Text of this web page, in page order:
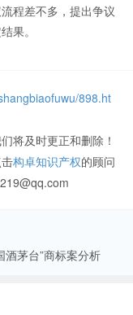
程差不多，提出争议
果。
898.ht
将及时更正和删除！
构卓知识产权的顾问
酒茅台”商标案分析